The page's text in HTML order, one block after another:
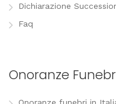
Dichiarazione
Faq
Onoranze
Onoranze funebri in